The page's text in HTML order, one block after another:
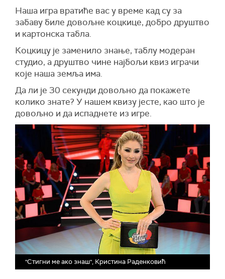
Наша игра вратиће вас у време кад су за
забаву биле довољне коцкице, добро друштво
и картонска табла.
Коцкицу је заменило знање, таблу модеран
студио, а друштво чине најбољи квиз играчи
које наша земља има.
Да ли је 30 секунди довољно да покажете
колико знате? У нашем квизу јесте, као што је
довољно и да испаднете из игре.
"Стигни ме ако знаш", Кристина Раденковић